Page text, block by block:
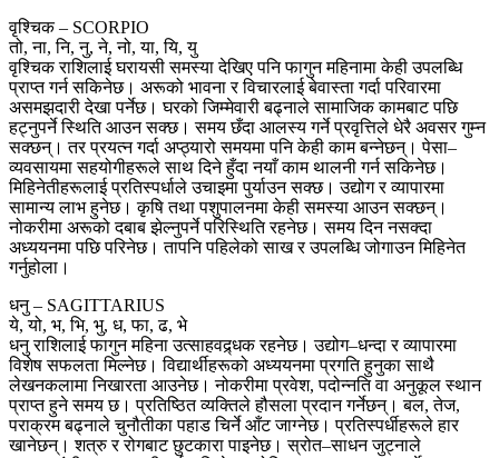
वृश्चिक – SCORPIO
तो, ना, नि, नु, ने, नो, या, यि, यु
वृश्चिक राशिलाई घरायसी समस्या देखिए पनि फागुन महिनामा केही उपलब्धि
प्राप्त गर्न सकिनेछ। अरूको भावना र विचारलाई बेवास्ता गर्दा परिवारमा
असमझदारी देखा पर्नेछ। घरको जिम्मेवारी बढ्नाले सामाजिक कामबाट पछि
हट्नुपर्ने स्थिति आउन सक्छ। समय छँदा आलस्य गर्ने प्रवृत्तिले धेरै अवसर गुम्न
सक्छन्। तर प्रयत्न गर्दा अप्ठ्यारो समयमा पनि केही काम बन्नेछन्। पेसा–
व्यवसायमा सहयोगीहरूले साथ दिने हुँदा नयाँ काम थालनी गर्न सकिनेछ।
मिहिनेतीहरूलाई प्रतिस्पर्धाले उचाइमा पुर्याउन सक्छ। उद्योग र व्यापारमा
सामान्य लाभ हुनेछ। कृषि तथा पशुपालनमा केही समस्या आउन सक्छन्।
नोकरीमा अरूको दबाब झेल्नुपर्ने परिस्थिति रहनेछ। समय दिन नसक्दा
अध्ययनमा पछि परिनेछ। तापनि पहिलेको साख र उपलब्धि जोगाउन मिहिनेत
गर्नुहोला।
धनु – SAGITTARIUS
ये, यो, भ, भि, भु, ध, फा, ढ, भे
धनु राशिलाई फागुन महिना उत्साहवद्र्धक रहनेछ। उद्योग–धन्दा र व्यापारमा
विशेष सफलता मिल्नेछ। विद्यार्थीहरूको अध्ययनमा प्रगति हुनुका साथै
लेखनकलामा निखारता आउनेछ। नोकरीमा प्रवेश, पदोन्नति वा अनुकूल स्थान
प्राप्त हुने समय छ। प्रतिष्ठित व्यक्तिले हौसला प्रदान गर्नेछन्। बल, तेज,
पराक्रम बढ्नाले चुनौतीका पहाड चिर्ने आँट जाग्नेछ। प्रतिस्पर्धीहरूले हार
खानेछन्। शत्रु र रोगबाट छुटकारा पाइनेछ। स्रोत–साधन जुट्नाले